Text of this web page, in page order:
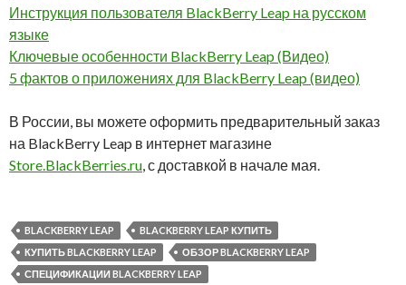
Инструкция пользователя BlackBerry Leap на русском
языке
Ключевые особенности BlackBerry Leap (Видео)
5 фактов о приложениях для BlackBerry Leap (видео)
В России, вы можете оформить предварительный заказ
на BlackBerry Leap в интернет магазине
Store.BlackBerries.ru, с доставкой в начале мая.
BLACKBERRY LEAP
BLACKBERRY LEAP КУПИТЬ
КУПИТЬ BLACKBERRY LEAP
ОБЗОР BLACKBERRY LEAP
СПЕЦИФИКАЦИИ BLACKBERRY LEAP